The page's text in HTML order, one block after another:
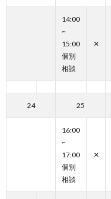
14:00
~
15:00
個別
相談
✕
24 25
16:00
~
17:00
個別
相談
✕